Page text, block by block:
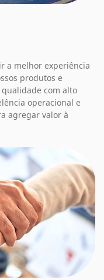
a melhor experiência
produtos e
com alto
operacional e
agregar valor à